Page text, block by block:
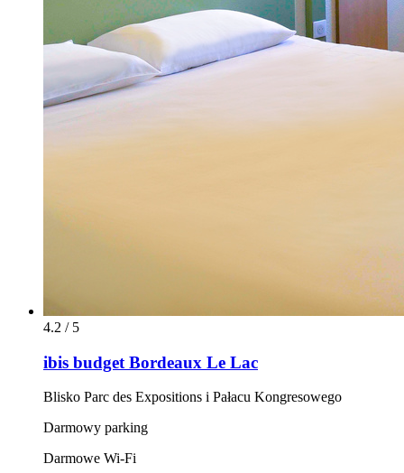
4.2 / 5
ibis budget Bordeaux Le Lac
Blisko Parc des Expositions i Pałacu Kongresowego
Darmowy parking
Darmowe Wi-Fi